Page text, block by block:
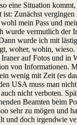
eine Situation
ist: Zunächst vergingen
mein Pass und
wurde vermutlich der
wurde ich mit
woher, wohin, wieso.
auf Fotos und in
von Informationen.
wenig mit Zeit (es
USA muss man
nicht verboten.
Beamten beim
sehr zu mögen und
und doch irgendwie